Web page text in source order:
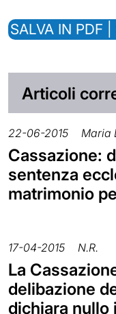
SALVA IN PDF |
Articoli
22-06-2015 Maria
Cassazione:
sentenza
matrimonio
17-04-2015 N.R.
La
delibazione
dichiara nullo